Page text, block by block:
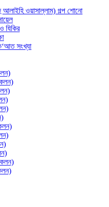
আলাইহি ওয়াসাল্লাম) গল্প শোনো
যিকির
সংখ্যা